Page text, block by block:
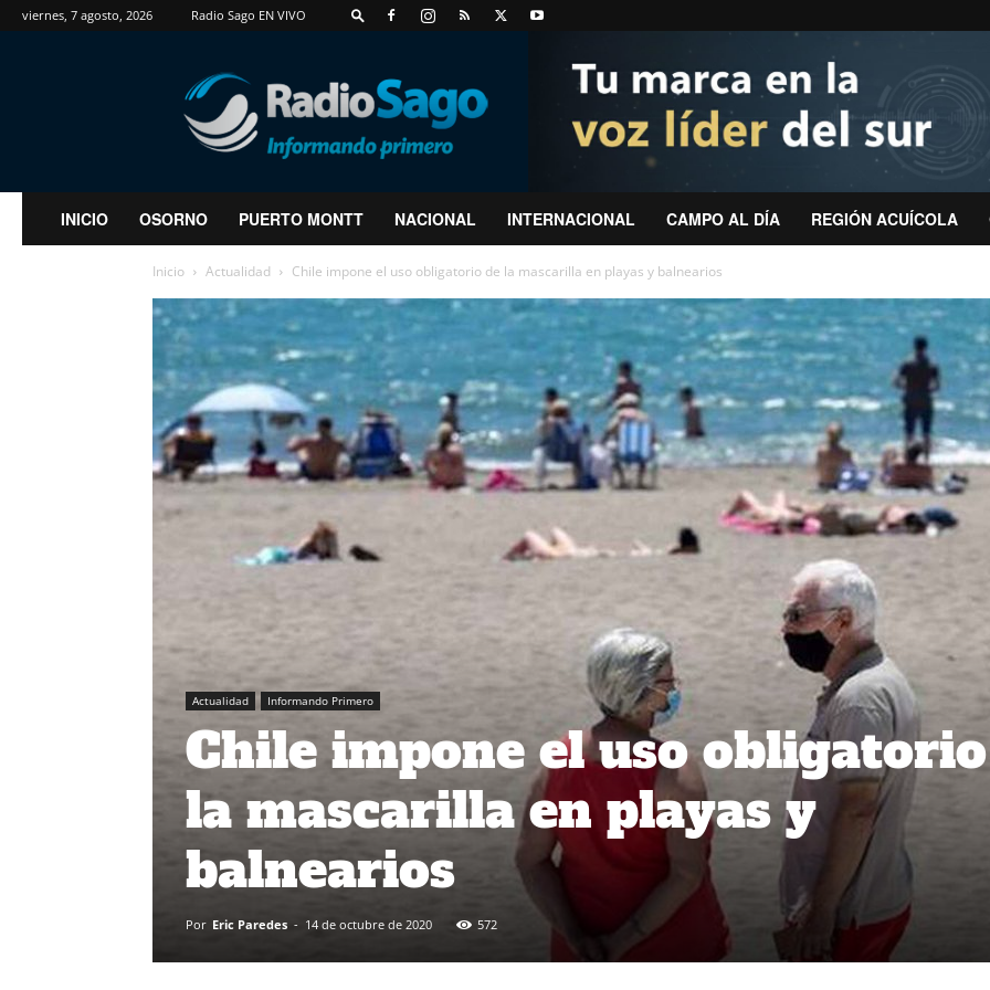
viernes, 7 agosto, 2026 Radio Sago EN VIVO
RadioSago
INICIO OSORNO PUERTO MONTT NACIONAL INTERNACIONAL CAMPO AL DÍA REGIÓN ACUÍCOLA
Inicio Actualidad Chile impone el uso obligatorio de la mascarilla en playas y balnearios
Actualidad Informando Primero
Chile impone el uso
la mascarilla en playas y
balnearios
Por Eric Paredes - 14 de octubre de 2020 572